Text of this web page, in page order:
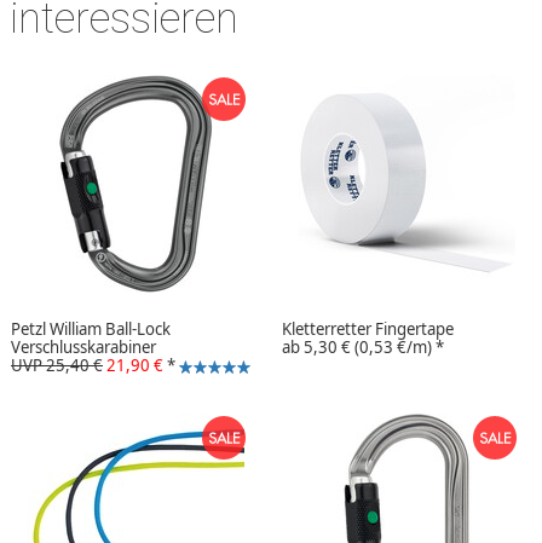
interessieren
Petzl William Ball-Lock
Verschlusskarabiner
UVP 25,40 €21,90 €*
Kletterretter Fingertape
ab5,30 €(0,53 €/m)*